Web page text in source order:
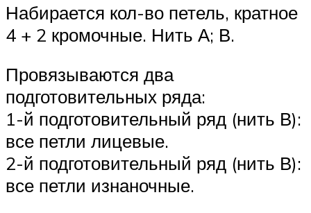
Набирается кол-во петель, кратное
4 + 2 кромочные. Нить А; В.
Провязываются два
подготовительных ряда:
1-й подготовительный ряд (нить В):
все петли лицевые.
2-й подготовительный ряд (нить В):
все петли изнаночные.